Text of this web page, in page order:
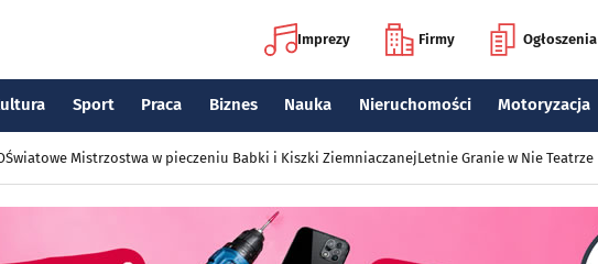
Imprezy Firmy Ogłoszenia
Sport Praca Biznes Nauka Nieruchomości Motoryzacja
Światowe Mistrzostwa w pieczeniu Babki i Kiszki ZiemniaczanejLetnie Granie w Nie Teatrze